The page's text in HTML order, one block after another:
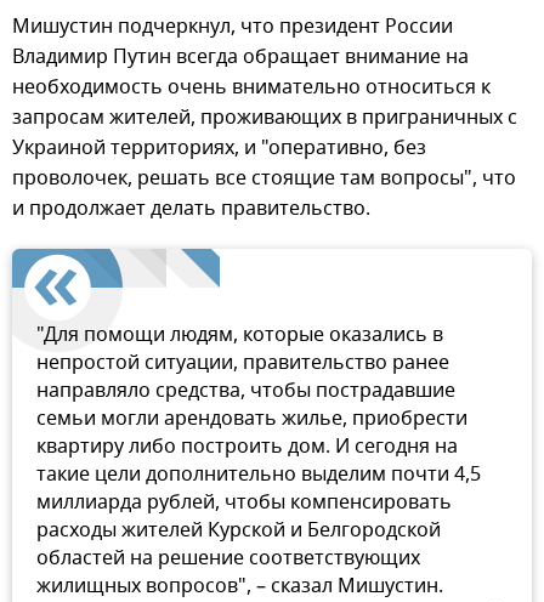
Мишустин подчеркнул, что президент России
Владимир Путин всегда обращает внимание на
необходимость очень внимательно относиться к
запросам жителей, проживающих в приграничных с
Украиной территориях, и "оперативно, без
проволочек, решать все стоящие там вопросы", что
и продолжает делать правительство.
"Для помощи людям, которые оказались в
непростой ситуации, правительство ранее
направляло средства, чтобы пострадавшие
семьи могли арендовать жилье, приобрести
квартиру либо построить дом. И сегодня на
такие цели дополнительно выделим почти 4,5
миллиарда рублей, чтобы компенсировать
расходы жителей Курской и Белгородской
областей на решение соответствующих
жилищных вопросов", – сказал Мишустин.